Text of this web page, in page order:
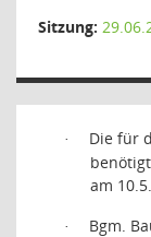
Sitzung:
·
Die für
am
·
Bgm.